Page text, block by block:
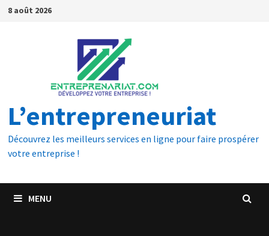
8 août 2026
L’entrepreneuriat
Découvrez les meilleurs services en ligne pour faire prospérer
votre entreprise !
MENU